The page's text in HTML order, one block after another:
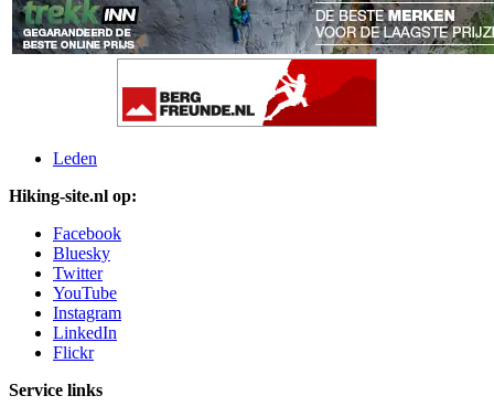
Leden
Hiking-site.nl op:
Facebook
Bluesky
Twitter
YouTube
Instagram
LinkedIn
Flickr
Service links